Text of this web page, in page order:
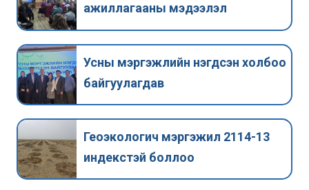
ажиллагааны мэдээлэл
Усны мэргэжлийн нэгдсэн холбоо
байгуулагдав
Геоэкологич мэргэжил 2114-13
индекстэй боллоо